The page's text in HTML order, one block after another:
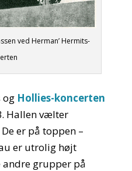
ved Herman’ Hermits-
og Hollies-koncerten
Hallen vælter
er på toppen –
er utrolig højt
grupper på